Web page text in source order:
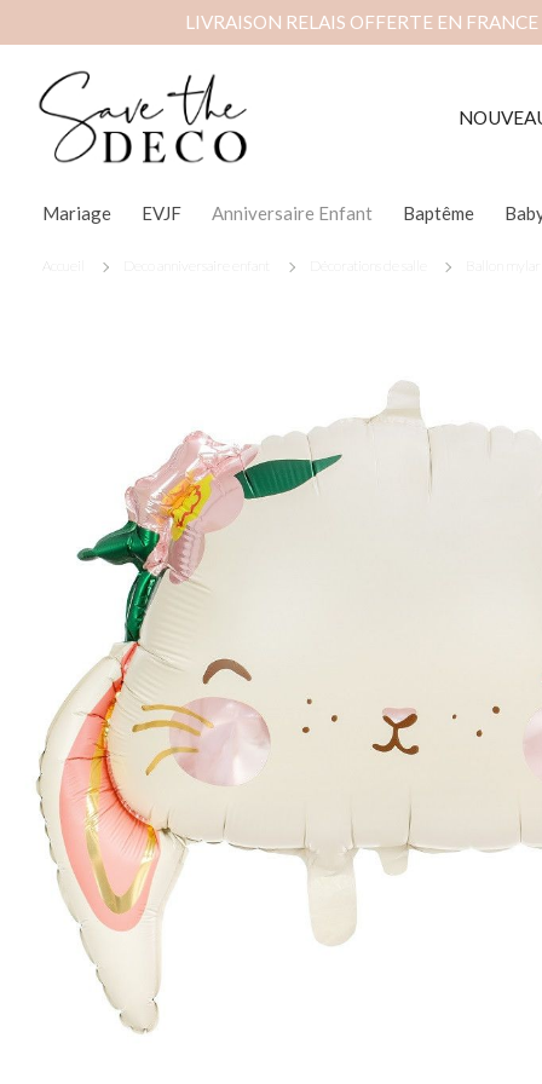
LIVRAISON RELAIS OFFERTE EN
Mariage EVJF Anniversaire Enfant Baptême
Accueil Deco anniversaire enfant Décorations de salle